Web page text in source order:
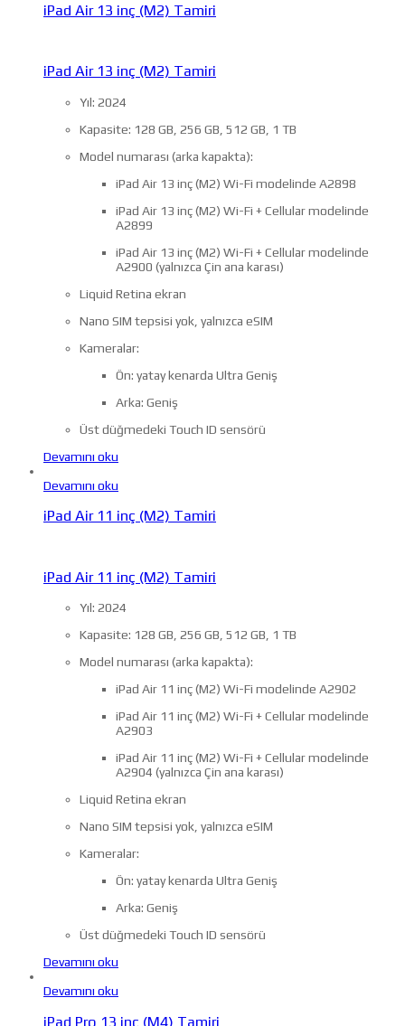
iPad Air 13 inç (M2) Tamiri
iPad Air 13 inç (M2) Tamiri
Yıl: 2024
Kapasite: 128 GB, 256 GB, 512 GB, 1 TB
Model numarası (arka kapakta):
iPad Air 13 inç (M2) Wi-Fi modelinde A2898
iPad Air 13 inç (M2) Wi-Fi + Cellular modelinde
A2899
iPad Air 13 inç (M2) Wi-Fi + Cellular modelinde
A2900 (yalnızca Çin ana karası)
Liquid Retina ekran
Nano SIM tepsisi yok, yalnızca eSIM
Kameralar:
Ön: yatay kenarda Ultra Geniş
Arka: Geniş
Üst düğmedeki Touch ID sensörü
Devamını oku
Devamını oku
iPad Air 11 inç (M2) Tamiri
iPad Air 11 inç (M2) Tamiri
Yıl: 2024
Kapasite: 128 GB, 256 GB, 512 GB, 1 TB
Model numarası (arka kapakta):
iPad Air 11 inç (M2) Wi-Fi modelinde A2902
iPad Air 11 inç (M2) Wi-Fi + Cellular modelinde
A2903
iPad Air 11 inç (M2) Wi-Fi + Cellular modelinde
A2904 (yalnızca Çin ana karası)
Liquid Retina ekran
Nano SIM tepsisi yok, yalnızca eSIM
Kameralar:
Ön: yatay kenarda Ultra Geniş
Arka: Geniş
Üst düğmedeki Touch ID sensörü
Devamını oku
Devamını oku
iPad Pro 13 inç (M4) Tamiri